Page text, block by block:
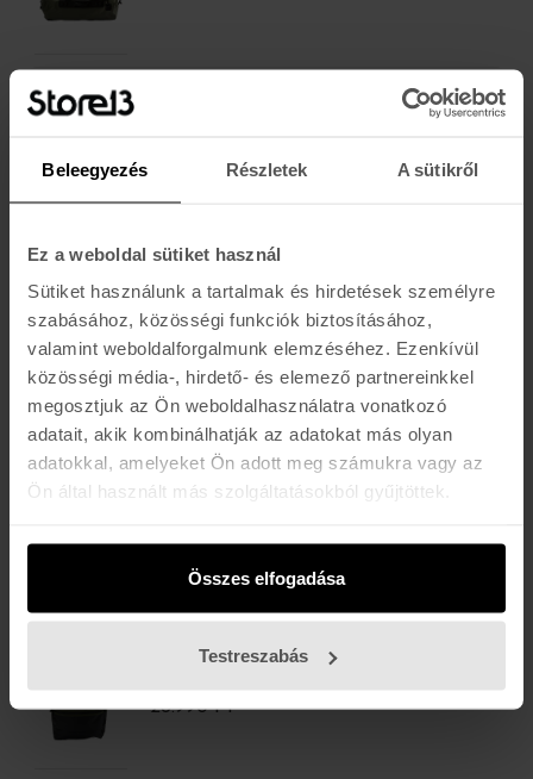
Beleegyezés Részletek A sütikről
Ez a weboldal sütiket használ
Sütiket használunk a tartalmak és hirdetések személyre
szabásához, közösségi funkciók biztosításához,
valamint weboldalforgalmunk elemzéséhez. Ezenkívül
közösségi média-, hirdető- és elemező partnereinkkel
megosztjuk az Ön weboldalhasználatra vonatkozó
adatait, akik kombinálhatják az adatokat más olyan
adatokkal, amelyeket Ön adott meg számukra vagy az
Ön által használt más szolgáltatásokból gyűjtöttek.
Összes elfogadása
Testreszabás
SURFTREK STORM BUM BAG
BILLABONG
19.990 Ft 14.990 Ft
BILLABONG
GROM
SURFTREK EXPLORER
57.990 Ft
BILLABONG
28.990 Ft